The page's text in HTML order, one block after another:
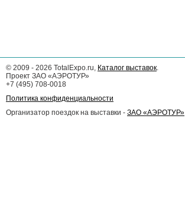
© 2009 - 2026 TotalExpo.ru, Каталог выставок.
Проект ЗАО «АЭРОТУР»
+7 (495) 708-0018
Политика конфиденциальности
Организатор поездок на выставки - ЗАО «АЭРОТУР»